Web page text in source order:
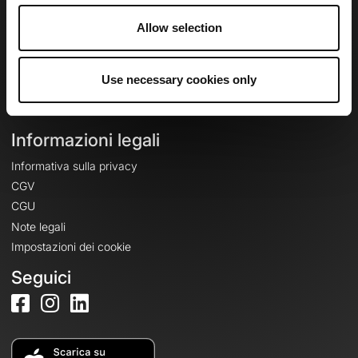
Allow selection
Use necessary cookies only
🇮🇹 Italiano
Accesso
Informazioni legali
Informativa sulla privacy
CGV
CGU
Note legali
Impostazioni dei cookie
Seguici